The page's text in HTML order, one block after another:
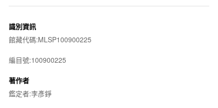
識別資訊
館藏代碼:MLSP100900225
編目號:100900225
著作者
鑑定者:李彥錚